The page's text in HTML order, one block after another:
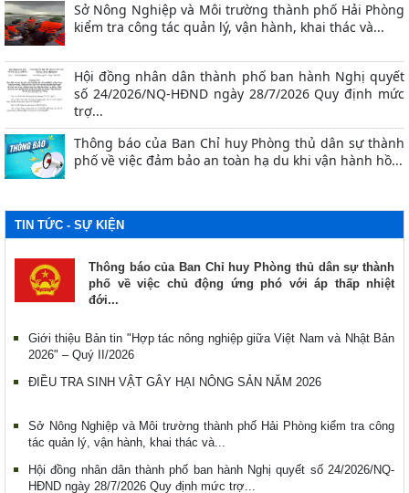
Sở Nông Nghiệp và Môi trường thành phố Hải Phòng
kiểm tra công tác quản lý, vận hành, khai thác và...
Hội đồng nhân dân thành phố ban hành Nghị quyết
số 24/2026/NQ-HĐND ngày 28/7/2026 Quy định mức
trợ...
Thông báo của Ban Chỉ huy Phòng thủ dân sự thành
phố về việc đảm bảo an toàn hạ du khi vận hành hồ...
TIN TỨC - SỰ KIỆN
Thông báo của Ban Chỉ huy Phòng thủ dân sự thành
phố về việc chủ động ứng phó với áp thấp nhiệt
đới...
Giới thiệu Bản tin "Hợp tác nông nghiệp giữa Việt Nam và Nhật Bản
2026" – Quý II/2026
ĐIỀU TRA SINH VẬT GÂY HẠI NÔNG SẢN NĂM 2026
Sở Nông Nghiệp và Môi trường thành phố Hải Phòng kiểm tra công
tác quản lý, vận hành, khai thác và...
Hội đồng nhân dân thành phố ban hành Nghị quyết số 24/2026/NQ-
HĐND ngày 28/7/2026 Quy định mức trợ...